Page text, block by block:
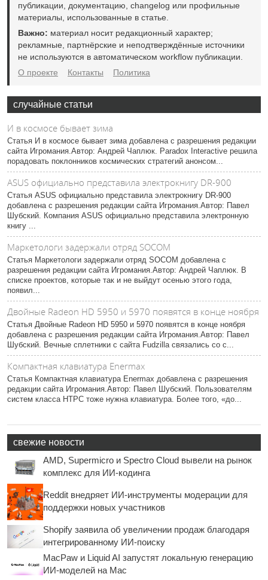
публикации, документацию, changelog или профильные
материалы, использованные в статье.
Важно: материал носит редакционный характер;
рекламные, партнёрские и неподтверждённые источники
не используются в автоматическом workflow публикации.
О проекте
Контакты Политика
случайные статьи
И в космосе бывает зима
Статья И в космосе бывает зима добавлена с разрешения редакции
сайта Игромания.Автор: Андрей Чаплюк. Paradox Interactive решила
порадовать поклонников космических стратегий анонсом...
ASUS официально представила электрокнигу DR-900
Статья ASUS официально представила электрокнигу DR-900
добавлена с разрешения редакции сайта Игромания.Автор: Павел
Шубский. Компания ASUS официально представила электронную
книгу ...
Маркетологи задержали отряд SOCOM
Статья Маркетологи задержали отряд SOCOM добавлена с
разрешения редакции сайта Игромания.Автор: Андрей Чаплюк. В
списке проектов, которые так и не выйдут осенью этого года,
появил...
Двойные Radeon HD 5950 и 5970 появятся в конце ноября
Статья Двойные Radeon HD 5950 и 5970 появятся в конце ноября
добавлена с разрешения редакции сайта Игромания.Автор: Павел
Шубский. Вечные сплетники с сайта Fudzilla связались со с...
Компактная клавиатура Enermax
Статья Компактная клавиатура Enermax добавлена с разрешения
редакции сайта Игромания.Автор: Павел Шубский. Пользователям
систем класса HTPC тоже нужна клавиатура. Более того, «до...
свежие новости
AMD, Supermicro и Spectro Cloud вывели на рынок
комплекс для ИИ-кодинга
Reddit внедряет ИИ-инструменты модерации для
поддержки новых участников
Shopify заявила об увеличении продаж благодаря
интегрированному ИИ-поиску
MacPaw и Liquid AI запустят локальную генерацию
ИИ-моделей на Mac